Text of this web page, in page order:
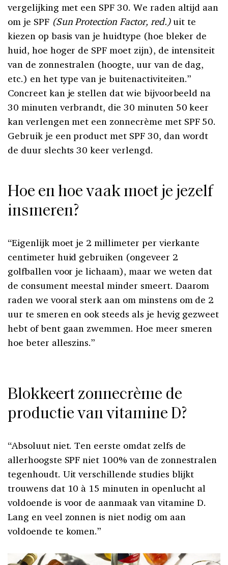
vergelijking met een SPF 30. We raden altijd aan
om je SPF (Sun Protection Factor, red.)uit te
kiezen op basis van je huidtype (hoe bleker de
huid, hoe hoger de SPF moet zijn), de intensiteit
van de zonnestralen (hoogte, uur van de dag,
etc.) en het type van je buitenactiviteiten.”
Concreet kan je stellen dat wie bijvoorbeeld na
30 minuten verbrandt, die 30 minuten 50 keer
kan verlengen met een zonnecrème met SPF 50.
Gebruik je een product met SPF 30, dan wordt
de duur slechts 30 keer verlengd.
Hoe en hoe vaak moet je jezelf
insmeren?
“Eigenlijk moet je 2 millimeter per vierkante
centimeter huid gebruiken (ongeveer 2
golfballen voor je lichaam), maar we weten dat
de consument meestal minder smeert. Daarom
raden we vooral sterk aan om minstens om de 2
uur te smeren en ook steeds als je hevig gezweet
hebt of bent gaan zwemmen. Hoe meer smeren
hoe beter alleszins.”
Blokkeert zonnecrème de
productie van vitamine D?
“Absoluut niet. Ten eerste omdat zelfs de
allerhoogste SPF niet 100% van de zonnestralen
tegenhoudt. Uit verschillende studies blijkt
trouwens dat 10 à 15 minuten in openlucht al
voldoende is voor de aanmaak van vitamine D.
Lang en veel zonnen is niet nodig om aan
voldoende te komen.”